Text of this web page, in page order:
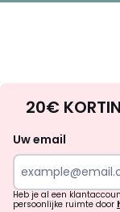
20€
Uw email
Heb je al een
persoonlijke ruimte door